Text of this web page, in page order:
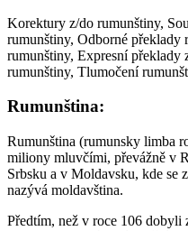
Korektury z/do rumunštiny,
rumunštiny, Odborné překlady
rumunštiny, Expresní překlady
rumunštiny, Tlumočení
Rumunština:
Rumunština (rumunsky limba
miliony mluvčími, převážně v
Srbsku a v Moldavsku, kde se
nazývá moldavština.
Předtím, než v roce 106 dobyli